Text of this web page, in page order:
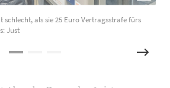
schlecht, als sie 25 Euro Vertragsstrafe fürs
Just